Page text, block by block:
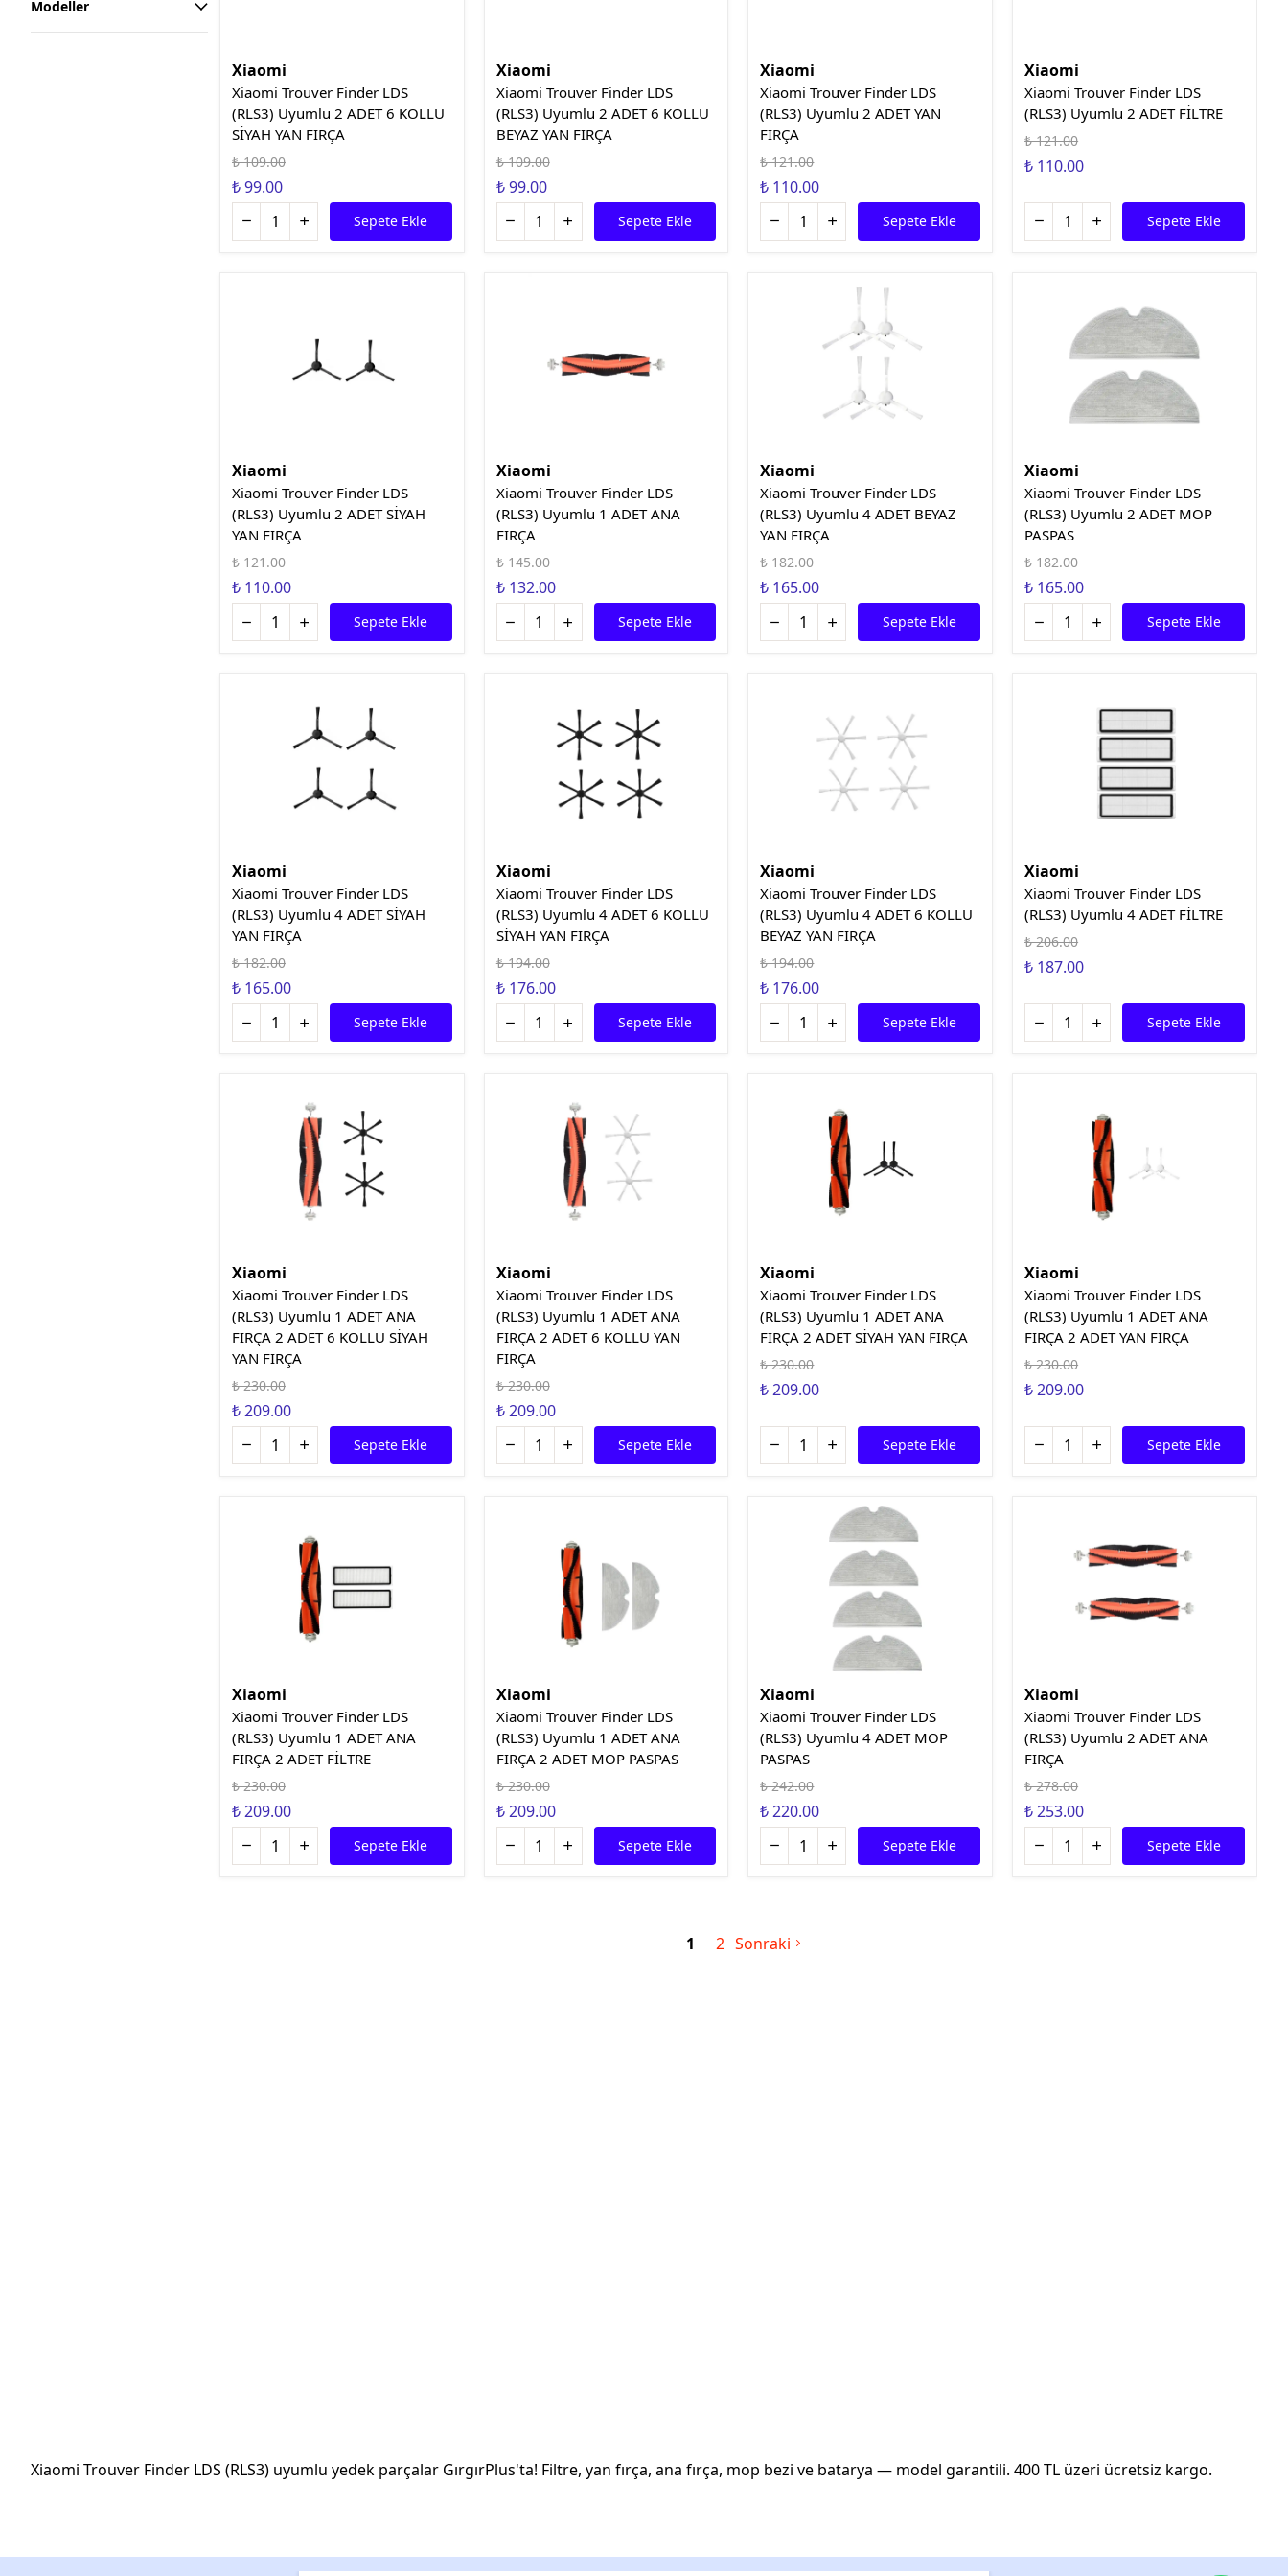
Modeller
Xiaomi
Xiaomi Trouver Finder LDS
(RLS3) Uyumlu 2 ADET 6 KOLLU
SİYAH YAN FIRÇA
₺ 109.00
₺ 99.00
Sepete Ekle
Xiaomi
Xiaomi Trouver Finder LDS
(RLS3) Uyumlu 2 ADET 6 KOLLU
BEYAZ YAN FIRÇA
₺ 109.00
₺ 99.00
Sepete Ekle
Xiaomi
Xiaomi Trouver Finder LDS
(RLS3) Uyumlu 2 ADET YAN
FIRÇA
₺ 121.00
₺ 110.00
Sepete Ekle
Xiaomi
Xiaomi Trouver Finder LDS
(RLS3) Uyumlu 2 ADET FİLTRE
₺ 121.00
₺ 110.00
Sepete Ekle
Xiaomi
Xiaomi Trouver Finder LDS
(RLS3) Uyumlu 2 ADET SİYAH
YAN FIRÇA
₺ 121.00
₺ 110.00
Sepete Ekle
Xiaomi
Xiaomi Trouver Finder LDS
(RLS3) Uyumlu 1 ADET ANA
FIRÇA
₺ 145.00
₺ 132.00
Sepete Ekle
Xiaomi
Xiaomi Trouver Finder LDS
(RLS3) Uyumlu 4 ADET BEYAZ
YAN FIRÇA
₺ 182.00
₺ 165.00
Sepete Ekle
Xiaomi
Xiaomi Trouver Finder LDS
(RLS3) Uyumlu 2 ADET MOP
PASPAS
₺ 182.00
₺ 165.00
Sepete Ekle
Xiaomi
Xiaomi Trouver Finder LDS
(RLS3) Uyumlu 4 ADET SİYAH
YAN FIRÇA
₺ 182.00
₺ 165.00
Sepete Ekle
Xiaomi
Xiaomi Trouver Finder LDS
(RLS3) Uyumlu 4 ADET 6 KOLLU
SİYAH YAN FIRÇA
₺ 194.00
₺ 176.00
Sepete Ekle
Xiaomi
Xiaomi Trouver Finder LDS
(RLS3) Uyumlu 4 ADET 6 KOLLU
BEYAZ YAN FIRÇA
₺ 194.00
₺ 176.00
Sepete Ekle
Xiaomi
Xiaomi Trouver Finder LDS
(RLS3) Uyumlu 4 ADET FİLTRE
₺ 206.00
₺ 187.00
Sepete Ekle
Xiaomi
Xiaomi Trouver Finder LDS
(RLS3) Uyumlu 1 ADET ANA
FIRÇA 2 ADET 6 KOLLU SİYAH
YAN FIRÇA
₺ 230.00
₺ 209.00
Sepete Ekle
Xiaomi
Xiaomi Trouver Finder LDS
(RLS3) Uyumlu 1 ADET ANA
FIRÇA 2 ADET 6 KOLLU YAN
FIRÇA
₺ 230.00
₺ 209.00
Sepete Ekle
Xiaomi
Xiaomi Trouver Finder LDS
(RLS3) Uyumlu 1 ADET ANA
FIRÇA 2 ADET SİYAH YAN FIRÇA
₺ 230.00
₺ 209.00
Sepete Ekle
Xiaomi
Xiaomi Trouver Finder LDS
(RLS3) Uyumlu 1 ADET ANA
FIRÇA 2 ADET YAN FIRÇA
₺ 230.00
₺ 209.00
Sepete Ekle
Xiaomi
Xiaomi Trouver Finder LDS
(RLS3) Uyumlu 1 ADET ANA
FIRÇA 2 ADET FİLTRE
₺ 230.00
₺ 209.00
Sepete Ekle
Xiaomi
Xiaomi Trouver Finder LDS
(RLS3) Uyumlu 1 ADET ANA
FIRÇA 2 ADET MOP PASPAS
₺ 230.00
₺ 209.00
Sepete Ekle
Xiaomi
Xiaomi Trouver Finder LDS
(RLS3) Uyumlu 4 ADET MOP
PASPAS
₺ 242.00
₺ 220.00
Sepete Ekle
Xiaomi
Xiaomi Trouver Finder LDS
(RLS3) Uyumlu 2 ADET ANA
FIRÇA
₺ 278.00
₺ 253.00
Sepete Ekle
1 2 Sonraki
Xiaomi Trouver Finder LDS (RLS3) uyumlu yedek parçalar GırgırPlus'ta! Filtre, yan fırça, ana fırça, mop bezi ve batarya — model garantili. 400 TL üzeri ücretsiz kargo.